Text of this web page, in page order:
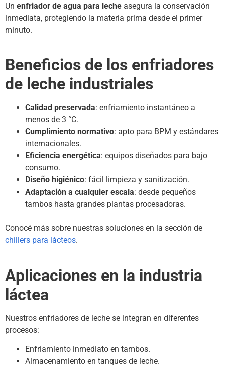
Un enfriador de agua para leche asegura la conservación
inmediata, protegiendo la materia prima desde el primer
minuto.
Beneficios de los enfriadores
de leche industriales
Calidad preservada: enfriamiento instantáneo a
menos de 3 °C.
Cumplimiento normativo: apto para BPM y estándares
internacionales.
Eficiencia energética: equipos diseñados para bajo
consumo.
Diseño higiénico: fácil limpieza y sanitización.
Adaptación a cualquier escala: desde pequeños
tambos hasta grandes plantas procesadoras.
Conocé más sobre nuestras soluciones en la sección de
chillers para lácteos.
Aplicaciones en la industria
láctea
Nuestros enfriadores de leche se integran en diferentes
procesos:
Enfriamiento inmediato en tambos.
Almacenamiento en tanques de leche.